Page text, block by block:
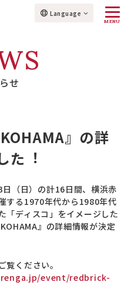
Language
MENU
せ
』の詳
た︕
（日）の計16日間、横浜赤
する1970年代から1980年代
「ディスコ」をイメージした
』の詳細情報が決定
ください。
event/redbrick-